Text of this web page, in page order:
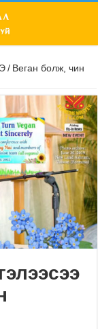
/ Веган болж, чин